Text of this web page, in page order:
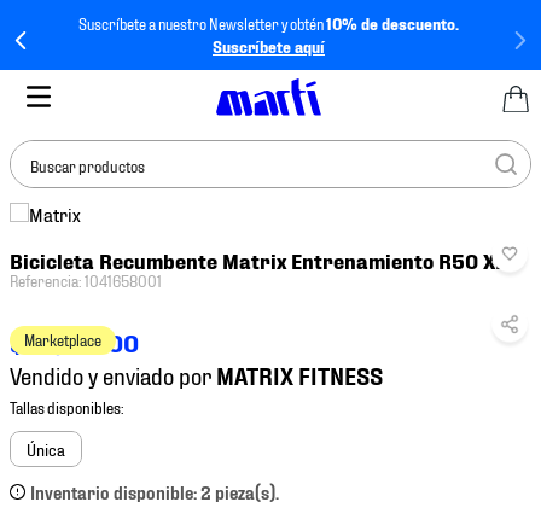
Suscríbete a nuestro Newsletter y obtén10% de descuento.
Suscríbete aquí
Buscar productos
Bicicleta Recumbente Matrix Entrenamiento R50 XER
Referencia:1041658001
Marketplace
$ 86,431 00
Vendido y enviado por
Única
Inventario disponible: 2 pieza(s).
BUSCADOS
2.
tenis hombre
3.
tenis
4.
tenis futbol
5.
jersey